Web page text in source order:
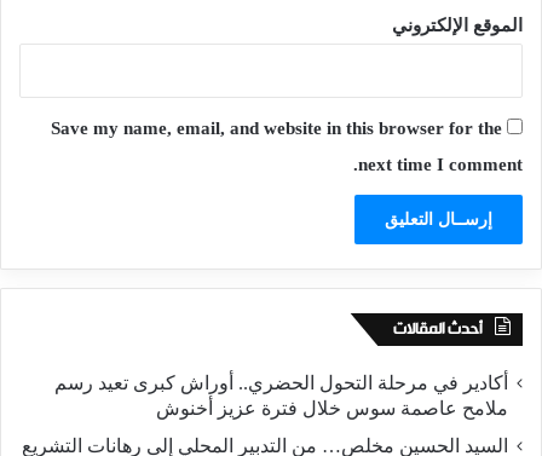
الموقع الإلكتروني
Save my name, email, and website in this browser for the
next time I comment.
أحدث المقالات
أكادير في مرحلة التحول الحضري.. أوراش كبرى تعيد رسم
ملامح عاصمة سوس خلال فترة عزيز أخنوش
السيد الحسين مخلص… من التدبير المحلي إلى رهانات التشريع